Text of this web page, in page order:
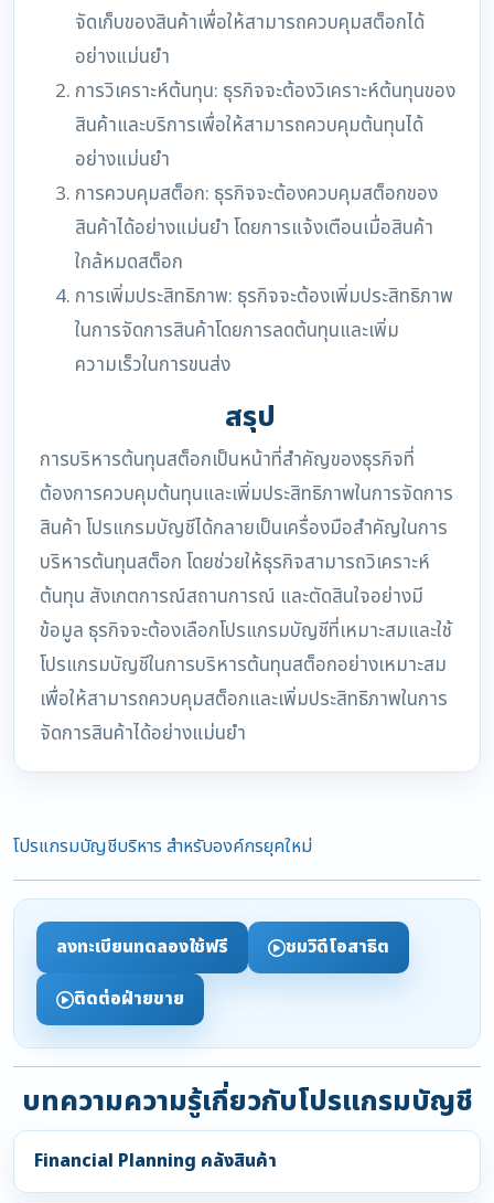
จัดเก็บของสินค้าเพื่อให้สามารถควบคุมสต็อกได้
อย่างแม่นยำ
การวิเคราะห์ต้นทุน: ธุรกิจจะต้องวิเคราะห์ต้นทุนของ
สินค้าและบริการเพื่อให้สามารถควบคุมต้นทุนได้
อย่างแม่นยำ
การควบคุมสต็อก: ธุรกิจจะต้องควบคุมสต็อกของ
สินค้าได้อย่างแม่นยำ โดยการแจ้งเตือนเมื่อสินค้า
ใกล้หมดสต็อก
การเพิ่มประสิทธิภาพ: ธุรกิจจะต้องเพิ่มประสิทธิภาพ
ในการจัดการสินค้าโดยการลดต้นทุนและเพิ่ม
ความเร็วในการขนส่ง
สรุป
การบริหารต้นทุนสต็อกเป็นหน้าที่สำคัญของธุรกิจที่
ต้องการควบคุมต้นทุนและเพิ่มประสิทธิภาพในการจัดการ
สินค้า โปรแกรมบัญชีได้กลายเป็นเครื่องมือสำคัญในการ
บริหารต้นทุนสต็อก โดยช่วยให้ธุรกิจสามารถวิเคราะห์
ต้นทุน สังเกตการณ์สถานการณ์ และตัดสินใจอย่างมี
ข้อมูล ธุรกิจจะต้องเลือกโปรแกรมบัญชีที่เหมาะสมและใช้
โปรแกรมบัญชีในการบริหารต้นทุนสต็อกอย่างเหมาะสม
เพื่อให้สามารถควบคุมสต็อกและเพิ่มประสิทธิภาพในการ
จัดการสินค้าได้อย่างแม่นยำ
โปรแกรมบัญชีบริหาร สำหรับองค์กรยุคใหม่
ลงทะเบียนทดลองใช้ฟรี
ชมวิดีโอสาธิต
ติดต่อฝ่ายขาย
บทความความรู้เกี่ยวกับโปรแกรมบัญชี
Financial Planning คลังสินค้า